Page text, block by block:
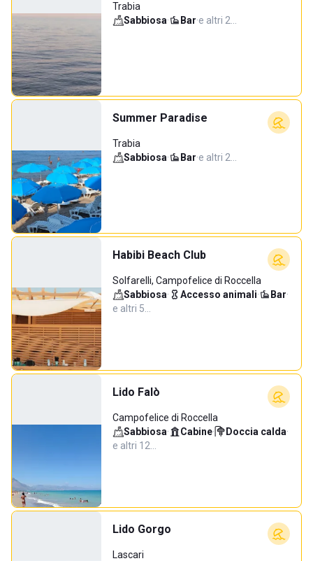
Trabia
Sabbiosa· Bar·e altri 2…
Summer Paradise
Trabia
Sabbiosa· Bar·e altri 2…
Habibi Beach Club
Solfarelli, Campofelice di Roccella
Sabbiosa· Accesso animali· Bar·
e altri 5…
Lido Falò
Campofelice di Roccella
Sabbiosa· Cabine· Doccia calda·
e altri 12…
Lido Gorgo
Lascari